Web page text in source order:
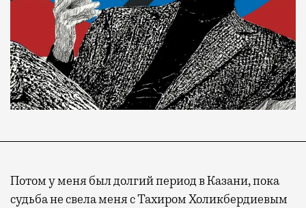
Потом у меня был долгий период в Казани, пока
судьба не свела меня с Тахиром Холикбердиевым